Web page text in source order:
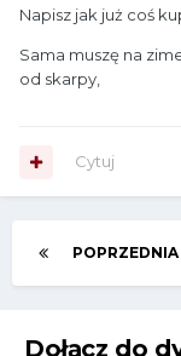
Napisz jak już coś
Sama muszę na
od skarpy,
Cytuj
POPRZEDNIA
Dołącz do